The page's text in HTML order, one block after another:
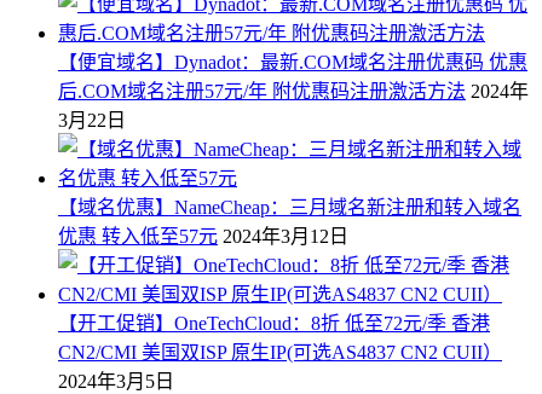
【便宜域名】Dynadot：最新.COM域名注册优惠码 优惠
后.COM域名注册57元/年 附优惠码注册激活方法 2024年
3月22日
【域名优惠】NameCheap：三月域名新注册和转入域名
优惠 转入低至57元 2024年3月12日
【开工促销】OneTechCloud：8折 低至72元/季 香港
CN2/CMI 美国双ISP 原生IP(可选AS4837 CN2 CUII）
2024年3月5日